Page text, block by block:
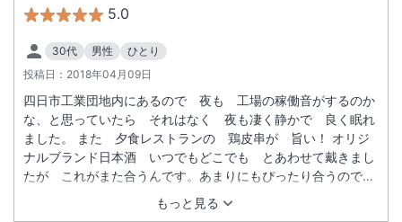
5.0
30代 男性
ひとり
投稿日： 2018年04月09日
もっと見る
四日市工業団地内にあるので 夜も 工場の稼働音がするのか
な、と思っていたら それはなく 夜も凄く静かで 良く眠れ
ました。 また 夕食レストランの 鶏皮串が 旨い！ オリジ
ナルブランド日本酒 いつでもどこでも とあわせて戴きまし
たが これがまた合うんです。あまりにもぴったり合うので
次回利用時も 楽しみになりました。お部屋も快適 適温で
ゆっくり休めました。 又次回も よろしくお願いいたします。